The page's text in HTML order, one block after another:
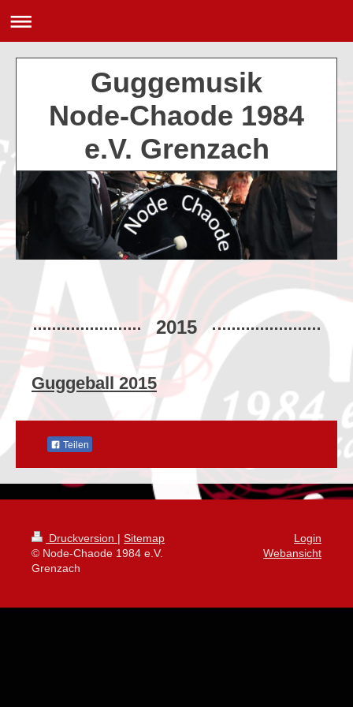
Guggemusik
Node-Chaode 1984
e.V. Grenzach
2015
Guggeball 2015
Teilen
Druckversion | Sitemap
© Node-Chaode 1984 e.V.
Grenzach
Login
Webansicht